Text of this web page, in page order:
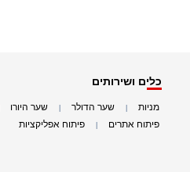
כלים ושירותים
מניות שער הדולר שער היורו
פיתוח אתרים פיתוח אפליקציות